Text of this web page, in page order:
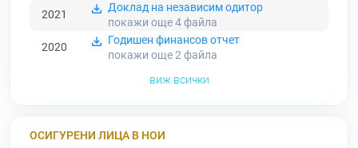
2021
Доклад на независим одитор
покажи още 4файла
2020
Годишен финансов отчет
покажи още 2файла
виж всички
ОСИГУРЕНИ ЛИЦА В НОИ